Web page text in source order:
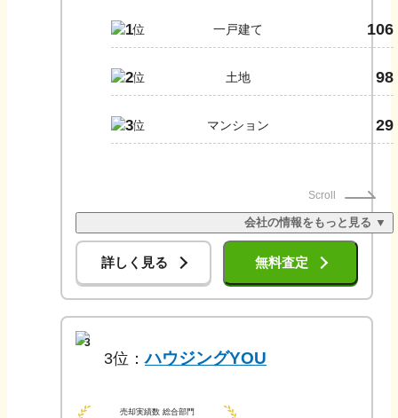
1 一戸建て 106
2 土地 98
3 マンション 29
Scroll
会社の情報をもっと見る ▼
詳しく見る 無料査定
3
3位：ハウジングYOU
売却実績数 総合部門